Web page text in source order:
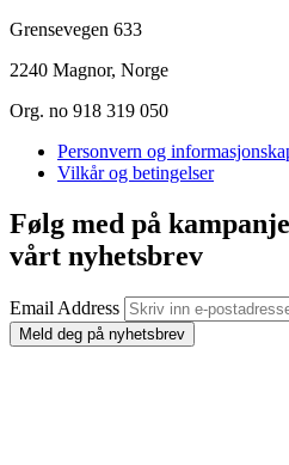
Grensevegen 633
2240 Magnor, Norge
Org. no 918 319 050
Personvern og
Vilkår og betingelser
Følg med på
vårt nyhetsbrev
Email Address
Meld deg på nyhetsbrev